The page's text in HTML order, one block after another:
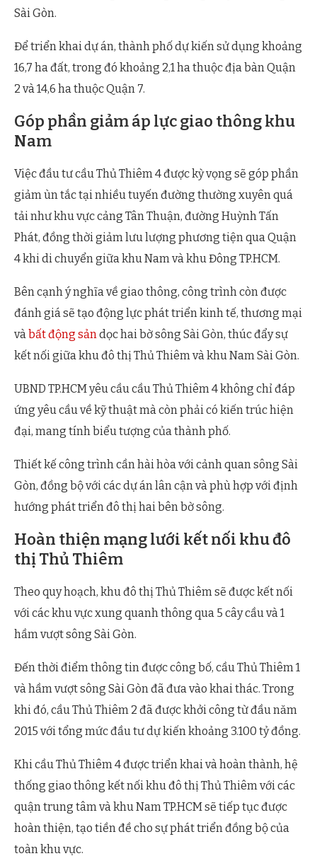
Sài Gòn.
Để triển khai dự án, thành phố dự kiến sử dụng khoảng
16,7 ha đất, trong đó khoảng 2,1 ha thuộc địa bàn Quận
2 và 14,6 ha thuộc Quận 7.
Góp phần giảm áp lực giao thông khu
Nam
Việc đầu tư cầu Thủ Thiêm 4 được kỳ vọng sẽ góp phần
giảm ùn tắc tại nhiều tuyến đường thường xuyên quá
tải như khu vực cảng Tân Thuận, đường Huỳnh Tấn
Phát, đồng thời giảm lưu lượng phương tiện qua Quận
4 khi di chuyển giữa khu Nam và khu Đông TP.HCM.
Bên cạnh ý nghĩa về giao thông, công trình còn được
đánh giá sẽ tạo động lực phát triển kinh tế, thương mại
vàbất động sảndọc hai bờ sông Sài Gòn, thúc đẩy sự
kết nối giữa khu đô thị Thủ Thiêm và khu Nam Sài Gòn.
UBND TP.HCM yêu cầu cầu Thủ Thiêm 4 không chỉ đáp
ứng yêu cầu về kỹ thuật mà còn phải có kiến trúc hiện
đại, mang tính biểu tượng của thành phố.
Thiết kế công trình cần hài hòa với cảnh quan sông Sài
Gòn, đồng bộ với các dự án lân cận và phù hợp với định
hướng phát triển đô thị hai bên bờ sông.
Hoàn thiện mạng lưới kết nối khu đô
thị Thủ Thiêm
Theo quy hoạch, khu đô thị Thủ Thiêm sẽ được kết nối
với các khu vực xung quanh thông qua 5 cây cầu và 1
hầm vượt sông Sài Gòn.
Đến thời điểm thông tin được công bố, cầu Thủ Thiêm 1
và hầm vượt sông Sài Gòn đã đưa vào khai thác. Trong
khi đó, cầu Thủ Thiêm 2 đã được khởi công từ đầu năm
2015 với tổng mức đầu tư dự kiến khoảng 3.100 tỷ đồng.
Khi cầu Thủ Thiêm 4 được triển khai và hoàn thành, hệ
thống giao thông kết nối khu đô thị Thủ Thiêm với các
quận trung tâm và khu Nam TP.HCM sẽ tiếp tục được
hoàn thiện, tạo tiền đề cho sự phát triển đồng bộ của
toàn khu vực.